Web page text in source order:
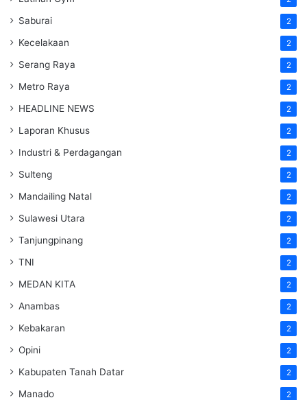
Saburai 2
Kecelakaan 2
Serang Raya 2
Metro Raya 2
HEADLINE NEWS 2
Laporan Khusus 2
Industri & Perdagangan 2
Sulteng 2
Mandailing Natal 2
Sulawesi Utara 2
Tanjungpinang 2
TNI 2
MEDAN KITA 2
Anambas 2
Kebakaran 2
Opini 2
Kabupaten Tanah Datar 2
Manado 2